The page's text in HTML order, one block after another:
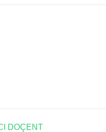
DOÇENT